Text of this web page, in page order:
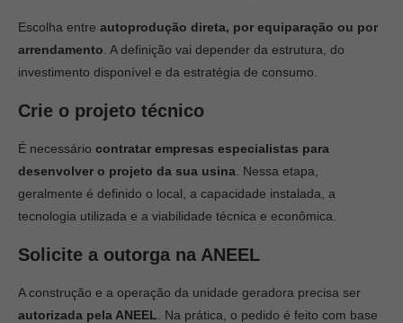
Escolha entre autoprodução direta, por equiparação ou por
arrendamento . A definição vai depender da estrutura, do
investimento disponível e da estratégia de consumo.
Crie o projeto técnico
É necessário contratar empresas especialistas para
desenvolver o projeto da sua usina . Nessa etapa,
geralmente é definido o local, a capacidade instalada, a
tecnologia utilizada e a viabilidade técnica e econômica.
Solicite a outorga na ANEEL
A construção e a operação da unidade geradora precisa ser
autorizada pela ANEEL . Na prática, o pedido é feito com base